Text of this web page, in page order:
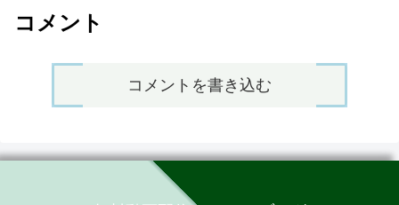
コメント
コメントを書き込む